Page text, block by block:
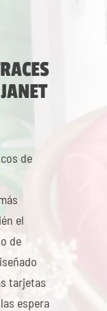
de
el
de
tarjetas
espera